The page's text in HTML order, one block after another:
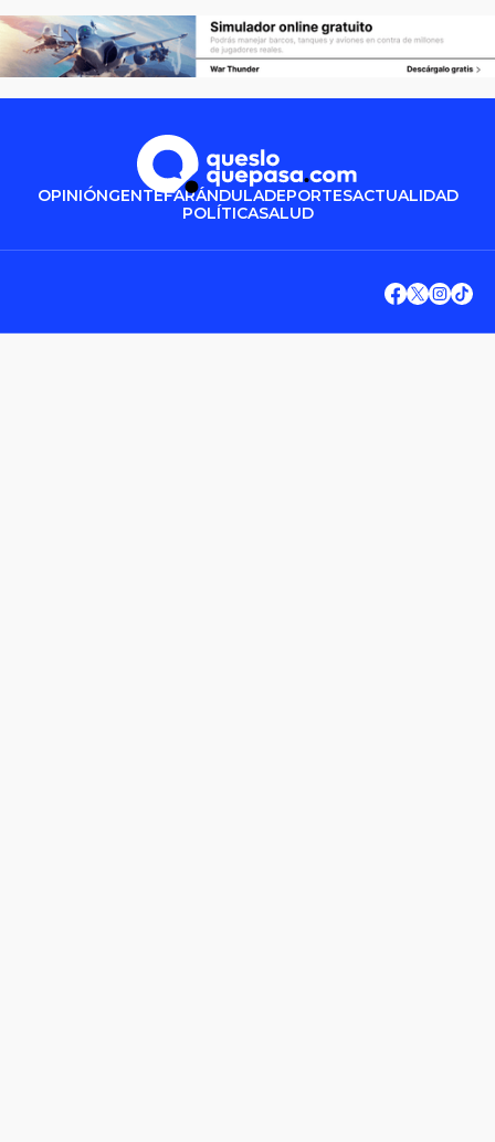
OPINIÓNGENTEFARÁNDULADEPORTESACTUALIDAD
POLÍTICASALUD